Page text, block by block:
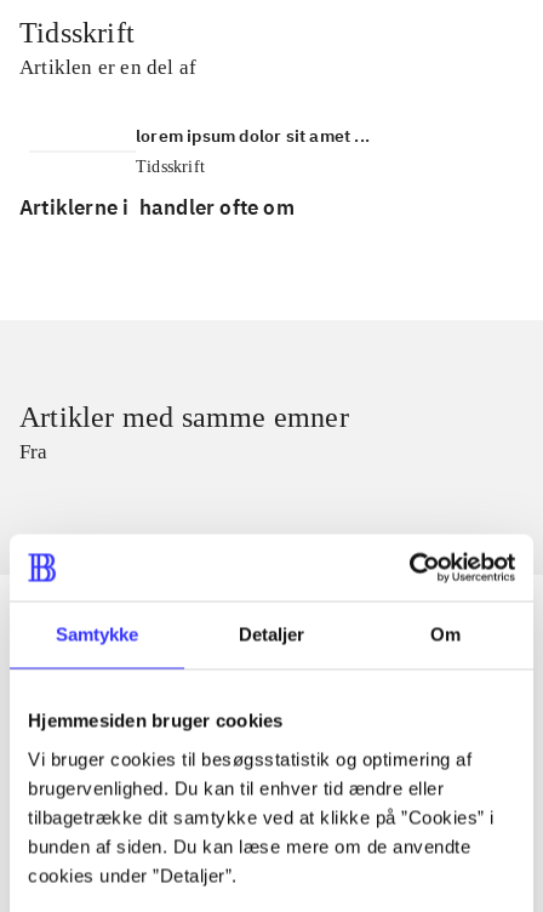
Samtykke Detaljer Om
Hjemmesiden bruger cookies
Vi bruger cookies til besøgsstatistik og optimering af
brugervenlighed. Du kan til enhver tid ændre eller
tilbagetrække dit samtykke ved at klikke på ”Cookies” i
bunden af siden. Du kan læse mere om de anvendte
cookies under ”Detaljer”.
Tidsskrift
Artiklen er en del af
lorem ipsum dolor sit amet ...
Tidsskrift
Artiklerne i handler ofte om
Artikler med samme emner
Fra
Alle registrerede artikler fordelt på udgivelser
...
...